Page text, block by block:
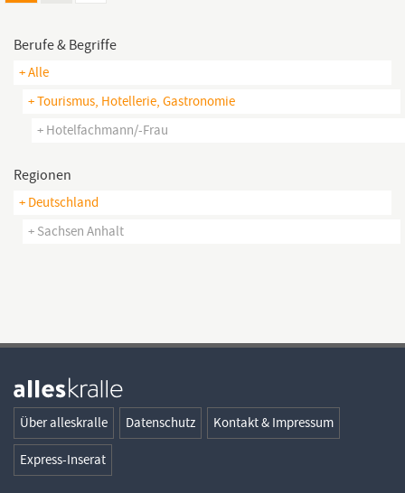
Berufe & Begriffe
+ Alle
+ Tourismus, Hotellerie, Gastronomie
+ Hotelfachmann/-Frau
Regionen
+ Deutschland
+ Sachsen Anhalt
Über alleskralle Datenschutz Kontakt & Impressum
Express-Inserat